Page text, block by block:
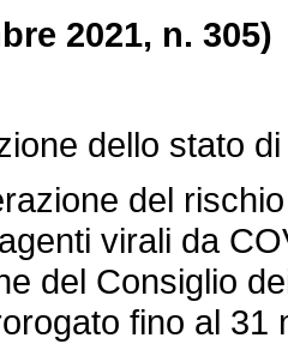
2021, n. 305)
dello stato
del
virali da
del Consiglio
fino al 31